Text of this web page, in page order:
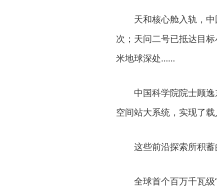
天和核心舱入轨，中
次；天问二号已抵达目
米地球深处……
中国科学院院士顾逸
空间站大系统，实现了载
这些前沿探索所积蓄
全球首个百万千瓦级“